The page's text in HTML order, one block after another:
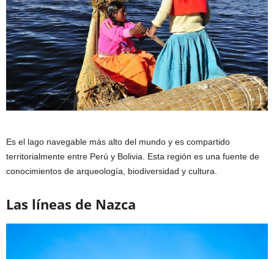
Es el lago navegable más alto del mundo y es compartido
territorialmente entre Perú y Bolivia. Esta región es una fuente de
conocimientos de arqueología, biodiversidad y cultura.
Las líneas de Nazca